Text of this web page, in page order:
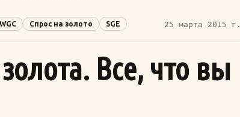
WGC Спрос на золото SGE 25 марта 2015 г.
Все, что вы